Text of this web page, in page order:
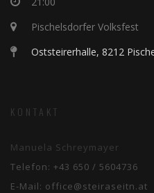
Pischelsdorfer Volksfest
Oststeirerhalle, 8212
KONTAKT
Manuela Schreymayer
Telefon: +43 650 / 5604736
E-Mail: office@steiraseitn.at